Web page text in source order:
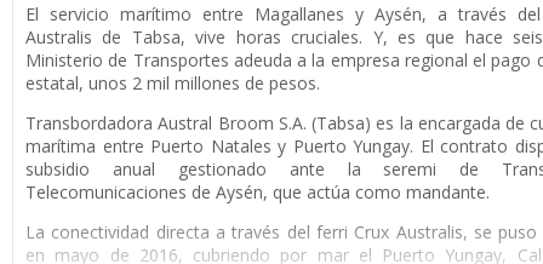
El servicio marítimo entre Magallanes y Aysén, a través
Australis de Tabsa, vive horas cruciales. Y, es que hace
Ministerio de Transportes adeuda a la empresa regional el pago
estatal, unos 2 mil millones de pesos.
Transbordadora Austral Broom S.A. (Tabsa) es la encargada de
marítima entre Puerto Natales y Puerto Yungay. El contrato
subsidio anual gestionado ante la seremi de
Telecomunicaciones de Aysén, que actúa como mandante.
La conectividad directa a través del ferri Crux Australis, se
en mayo de 2016, cubriendo por mar el Puerto Yungay,